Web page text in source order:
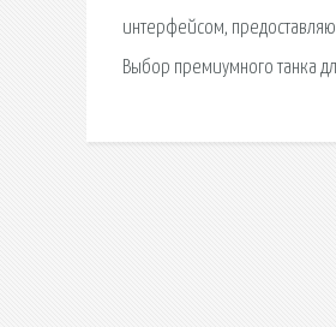
интерфейсом,
Выбор премиумного танка